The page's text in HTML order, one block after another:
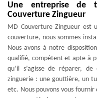
Une entreprise de
Couverture Zingueur
MD Couverture Zingueur est
couverture, nous sommes
Nous avons à notre
qualifié, compétent et apte à
qu’il s’agisse de réparer,
zinguerie : une gouttière, un
etc. Nous pouvons vous